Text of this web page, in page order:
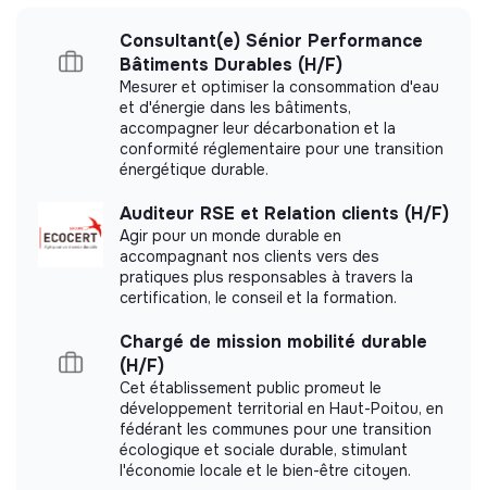
⏳ Le processus de recrutement en 3
étapes
📞 Un premier entretien de 15 min
✍🏼 Un exercice technique en ligne
💬 Restitution du cas technique et entretien oral.
PS :One more thing! Before sending in your resume,
please add to its bottom right corner the number
Responsible Consumption and
Development Goals to be achieved by 2030 💡
More information
Website
Company
< 15 persons
Impact study
Holis did not yet communicate its impact
measurement.
Labels and certifications
Consultant(e) Sénior Performance
Bâtiments Durables (H/F)
Mesurer et optimiser la consommation d'eau
et d'énergie dans les bâtiments,
accompagner leur décarbonation et la
conformité réglementaire pour une transition
énergétique durable.
Auditeur RSE et Relation clients (H/F)
Agir pour un monde durable en
accompagnant nos clients vers des
pratiques plus responsables à travers la
certification, le conseil et la formation.
Chargé de mission mobilité durable
(H/F)
Cet établissement public promeut le
développement territorial en Haut-Poitou, en
fédérant les communes pour une transition
écologique et sociale durable, stimulant
l'économie locale et le bien-être citoyen.